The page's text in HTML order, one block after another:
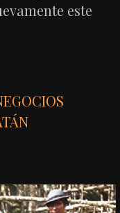
este